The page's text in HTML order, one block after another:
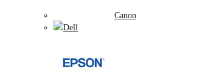
Canon
Dell